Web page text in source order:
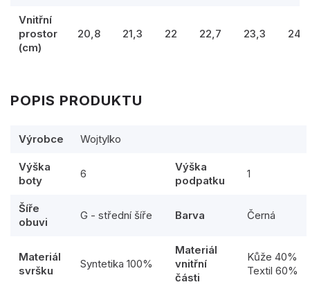
Vnitřní
prostor
(cm)
20,8 21,3 22 22,7 23,3 24
POPIS PRODUKTU
Výrobce Wojtylko
Výška
boty
6
Výška
podpatku
1
Šíře
obuvi
G - střední šíře Barva Černá
Materiál
svršku
Syntetika 100%
Materiál
vnitřní
části
Kůže 40%
Textil 60%